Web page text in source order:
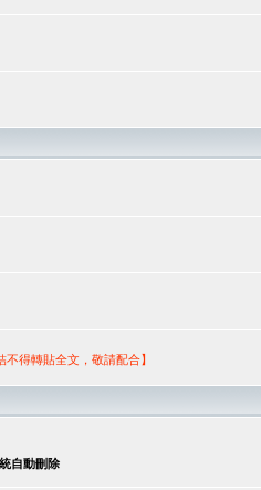
得轉貼全文，敬請配合】
除